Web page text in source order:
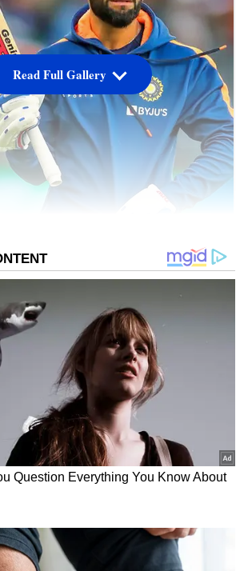
ದುಬೈನಲ್ಲಿ ಅಫ್ಘಾನಿಸ್ತಾನ ವಿರುದ್ಧ 2022
ಕಪ್‌ನಲ್ಲಿ ವಿರಾಟ್ ಕೊಹ್ಲಿ 61
ರನ್ ಗಳಿಸಿದರು.
asianet suvarna news ಅನ್ನು
Read Full Gallery